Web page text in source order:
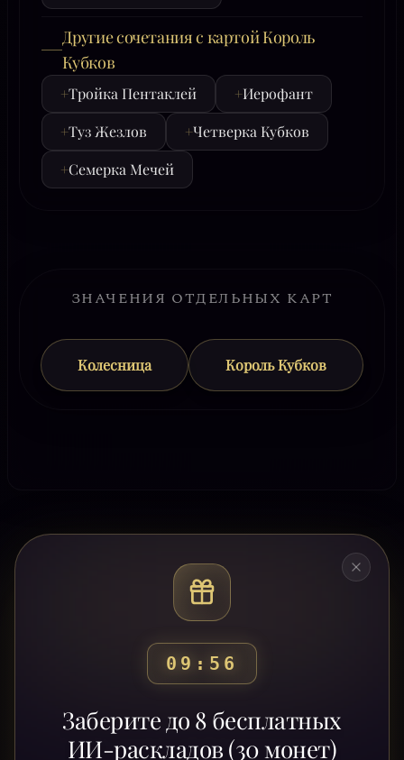
Другие сочетания с картой Король
Кубков
+Тройка Пентаклей +Иерофант
+Туз Жезлов +Четверка Кубков
+Семерка Мечей
ЗНАЧЕНИЯ ОТДЕЛЬНЫХ КАРТ
Колесница Король Кубков
09:53
Заберите до 8 бесплатных
ИИ-раскладов (30 монет)
Готовы узнать свой
путь?